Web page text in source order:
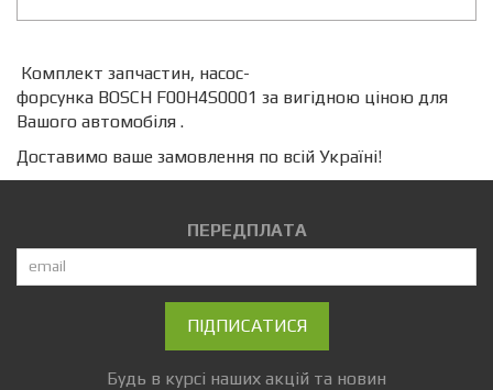
Комплект запчастин, насос-
форсунка BOSCH F00H4S0001 за вигідною ціною для
Вашого автомобіля .
Доставимо ваше замовлення по всій Україні!
ПЕРЕДПЛАТА
ПІДПИСАТИСЯ
Будь в курсі наших акцій та новин